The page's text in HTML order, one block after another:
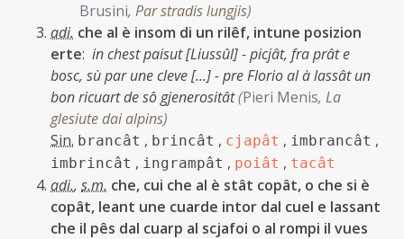
Brusini, Par stradis lungjis)
adi. che al è insom di un rilêf, intune posizion
erte: in chest paisut [Liussûl] - picjât, fra prât e
bosc, sù par une cleve […] - pre Florio al à lassât un
bon ricuart de sô gjenerositât(Pieri Menis, La
glesiute dai alpins)
Sin. brancât , brincât , cjapât , imbrancât ,
imbrincât , ingrampât , poiât , tacât
adi., s.m. che, cui che al è stât copât, o che si è
copât, leant une cuarde intor dal cuel e lassant
che il pês dal cuarp al scjafoi o al rompi il vues